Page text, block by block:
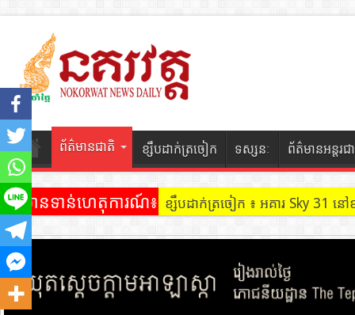
ព័ត៌មានជាតិ ខ្សឹបដាក់ត្រចៀក ទស្សនៈ ព័ត៌មានអន្តរជ
ព័ត៌មានទាន់ហេតុការណ៍៖ ខ្សឹបដាក់ត្រចៀក ៖ អគារ Sky 31
ខ្សឹបដាក់ត្រចៀក ៖ ដល់ករ ! ឈ្មួញដឹក